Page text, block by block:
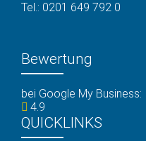
Tel.: 0201 649 792 0
Bewertung
bei Google My Business:
4.9
QUICKLINKS